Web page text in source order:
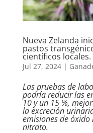
Nueva Zelanda
pastos
científicos locales.
Jul 27, 2024|
Las pruebas de
podría reducir las
10 y un 15 %,
la excreción
emisiones de
nitrato.